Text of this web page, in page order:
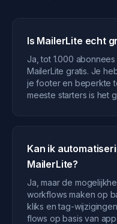
Is MailerLite echt
Ja, tot 1.000
MailerLite gratis. Je
je footer en beperkte
meeste starters is het
Kan ik
MailerLite?
Ja, maar de
workflows maken op
kliks en tag-
flows op basis van